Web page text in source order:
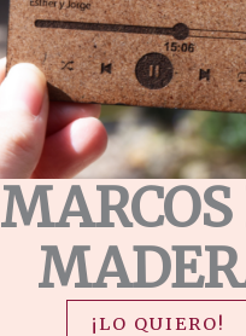
MARCOS
¡LO QUIERO!